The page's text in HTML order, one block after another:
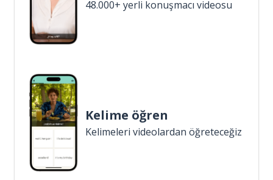
48.000+ yerli konuşmacı videosu
Kelime öğren
Kelimeleri videolardan öğreteceğiz